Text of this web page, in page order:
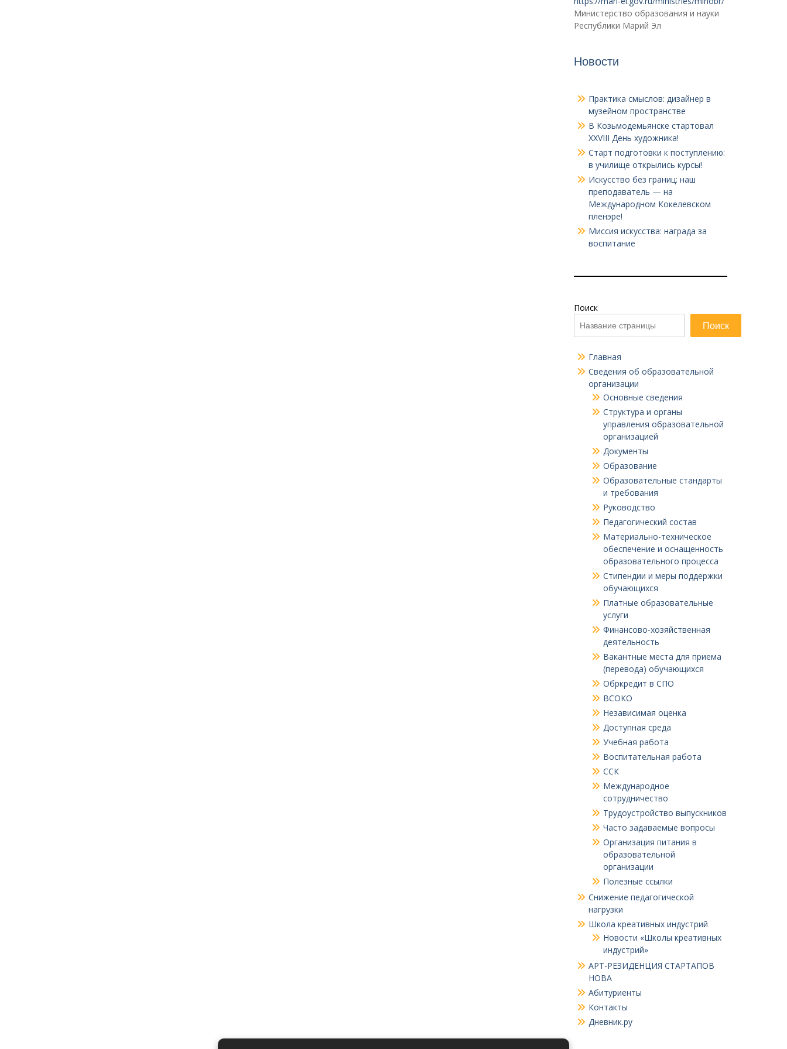
Министерство образования и науки
Республики Марий Эл
Новости
Практика смыслов: дизайнер в
музейном пространстве
В Козьмодемьянске стартовал
XXVIII День художника!
Старт подготовки к поступлению:
в училище открылись курсы!
Искусство без границ: наш
преподаватель — на
Международном Кокелевском
пленэре!
Миссия искусства: награда за
воспитание
Поиск
Поиск
Главная
Сведения об образовательной
организации
Основные сведения
Структура и органы
управления образовательной
организацией
Документы
Образование
Образовательные стандарты
и требования
Руководство
Педагогический состав
Материально-техническое
обеспечение и оснащенность
образовательного процесса
Стипендии и меры поддержки
обучающихся
Платные образовательные
услуги
Финансово-хозяйственная
деятельность
Вакантные места для приема
(перевода) обучающихся
Обркредит в СПО
ВСОКО
Независимая оценка
Доступная среда
Учебная работа
Воспитательная работа
ССК
Международное
сотрудничество
Трудоустройство выпускников
Часто задаваемые вопросы
Организация питания в
образовательной
организации
Полезные ссылки
Снижение педагогической
нагрузки
Школа креативных индустрий
Новости «Школы креативных
индустрий»
АРТ-РЕЗИДЕНЦИЯ СТАРТАПОВ
НОВА
Абитуриенты
Контакты
Дневник.ру